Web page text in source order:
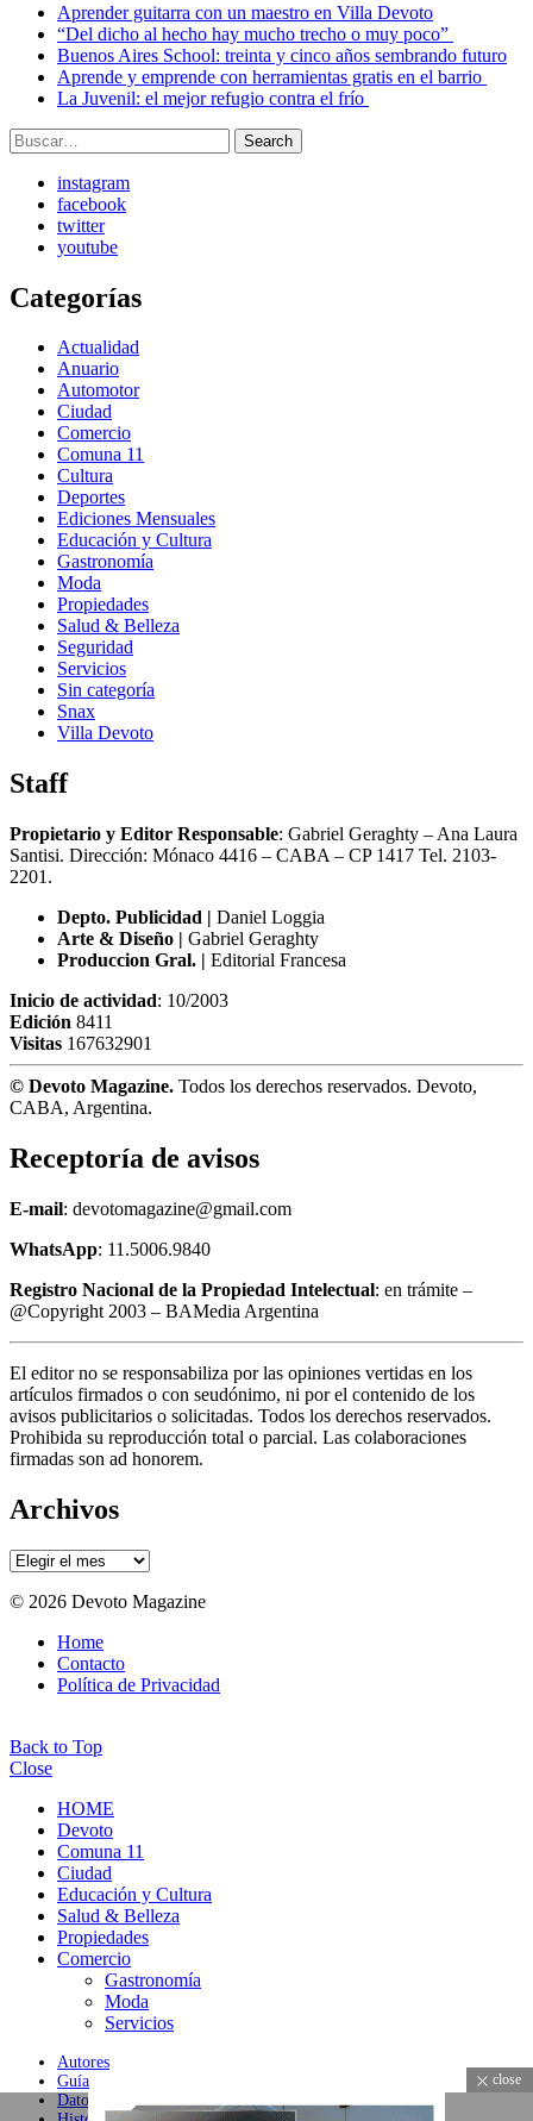
Aprender guitarra con un maestro en Villa Devoto
“Del dicho al hecho hay mucho trecho o muy poco”
Buenos Aires School: treinta y cinco años sembrando futuro
Aprende y emprende con herramientas gratis en el barrio
La Juvenil: el mejor refugio contra el frío
Search
for:
Search
instagram
facebook
twitter
youtube
Categorías
Actualidad
Anuario
Automotor
Ciudad
Comercio
Comuna 11
Cultura
Deportes
Ediciones Mensuales
Educación y Cultura
Gastronomía
Moda
Propiedades
Salud & Belleza
Seguridad
Servicios
Sin categoría
Snax
Villa Devoto
Staff
Propietario y Editor Responsable: Gabriel Geraghty – Ana Laura
Santisi. Dirección: Mónaco 4416 – CABA – CP 1417 Tel. 2103-
2201.
Depto. Publicidad | Daniel Loggia
Arte & Diseño | Gabriel Geraghty
Produccion Gral. | Editorial Francesa
Inicio de actividad: 10/2003
Edición 8411
Visitas 167632901
© Devoto Magazine. Todos los derechos reservados. Devoto,
CABA, Argentina.
Receptoría de avisos
E-mail: devotomagazine@gmail.com
WhatsApp: 11.5006.9840
Registro Nacional de la Propiedad Intelectual: en trámite –
@Copyright 2003 – BAMedia Argentina
El editor no se responsabiliza por las opiniones vertidas en los
artículos firmados o con seudónimo, ni por el contenido de los
avisos publicitarios o solicitadas. Todos los derechos reservados.
Prohibida su reproducción total o parcial. Las colaboraciones
firmadas son ad honorem.
Archivos
Archivos
© 2026 Devoto Magazine
Home
Contacto
Política de Privacidad
Back to Top
Close
HOME
Devoto
Comuna 11
Ciudad
Educación y Cultura
Salud & Belleza
Propiedades
Comercio
Gastronomía
Moda
Servicios
Autores
Guía
Datos
close